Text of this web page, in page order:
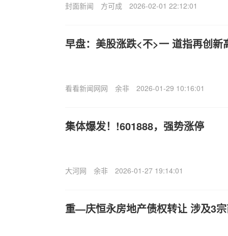
封面新闻 方可成 2026-02-01 22:12:01
早盘：美股涨跌<不>一 道指再创新
看看新闻网网 余非 2026-01-29 10:16:01
集体爆发！!601888，强势涨停
大河网 余非 2026-01-27 19:14:01
重—庆恒永房地产债权转让 涉及3